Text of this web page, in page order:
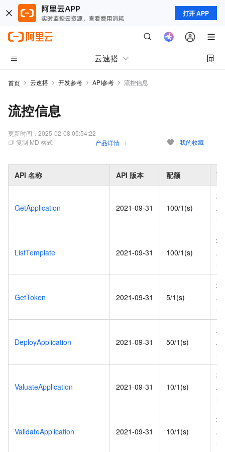
打开 APP
云速搭
首页 云速搭 开发参考 API参考 流控信息
流控信息
更新时间： 2025-02-08 05:54:22
复制 MD 格式
产品详情 我的收藏
API 名称 API 版本 配额
GetApplication 2021-09-31 100/1(s)
ListTemplate 2021-09-31 100/1(s)
GetToken 2021-09-31 5/1(s)
DeployApplication 2021-09-31 50/1(s)
ValuateApplication 2021-09-31 10/1(s)
ValidateApplication 2021-09-31 10/1(s)